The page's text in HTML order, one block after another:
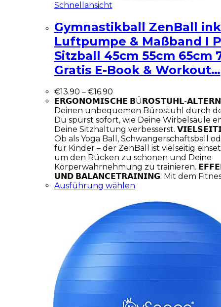
Schnellansicht
Gymnastikball ZenBall
Luftpumpe & Maßband I
Sitzball 45cm 55cm 65cm
Gratis E-Book & Workout…
€13.90 – €16.90
𝗘𝗥𝗚𝗢𝗡𝗢𝗠𝗜𝗦𝗖𝗛𝗘 𝗕Ü𝗥𝗢𝗦𝗧𝗨𝗛𝗟-
Deinen unbequemen Bürostuhl durch
Du spürst sofort, wie Deine Wirbelsäule
Deine Sitzhaltung verbesserst.
Ob als Yoga Ball, Schwangerschaftsball
für Kinder – der ZenBall ist vielseitig
um den Rücken zu schonen und Deine
Körperwahrnehmung zu trainieren.
𝗨𝗡𝗗 𝗕𝗔𝗟𝗔𝗡𝗖𝗘𝗧𝗥𝗔𝗜𝗡𝗜𝗡𝗚: Mit dem
Ausführung wählen